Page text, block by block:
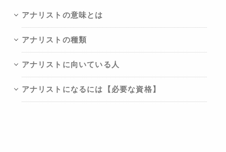
アナリストの意味とは
アナリストの種類
アナリストに向いている人
アナリストになるには【必要な資格】